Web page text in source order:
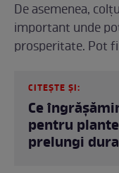
De asemenea,
important unde
prosperitate. Pot
CITEȘTE ȘI:
Ce
pentru
prelungi